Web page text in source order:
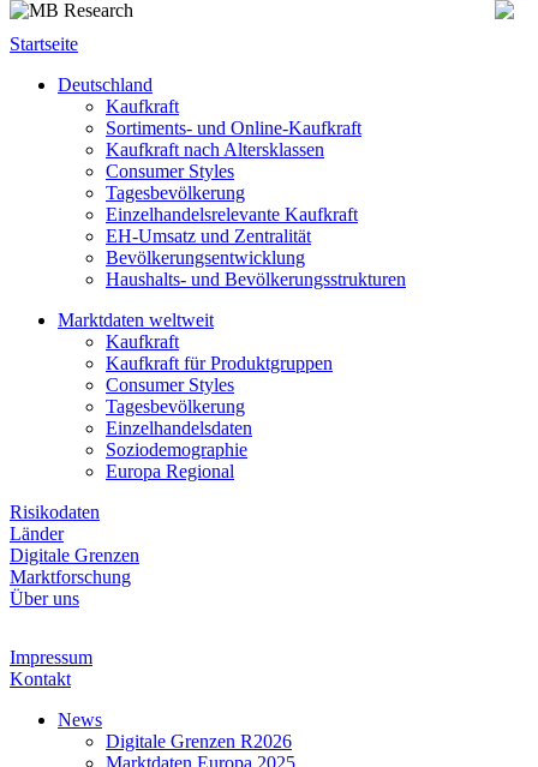
Startseite
Deutschland
Kaufkraft
Sortiments- und Online-Kaufkraft
Kaufkraft nach Altersklassen
Consumer Styles
Tagesbevölkerung
Einzelhandelsrelevante Kaufkraft
EH-Umsatz und Zentralität
Bevölkerungsentwicklung
Haushalts- und Bevölkerungsstrukturen
Marktdaten weltweit
Kaufkraft
Kaufkraft für Produktgruppen
Consumer Styles
Tagesbevölkerung
Einzelhandelsdaten
Soziodemographie
Europa Regional
Risikodaten
Länder
Digitale Grenzen
Marktforschung
Über uns
Impressum
Kontakt
News
Digitale Grenzen R2026
Marktdaten Europa 2025